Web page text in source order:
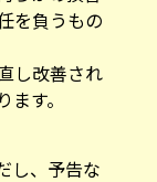
を負うもの
し改善され
す。
し、予告な